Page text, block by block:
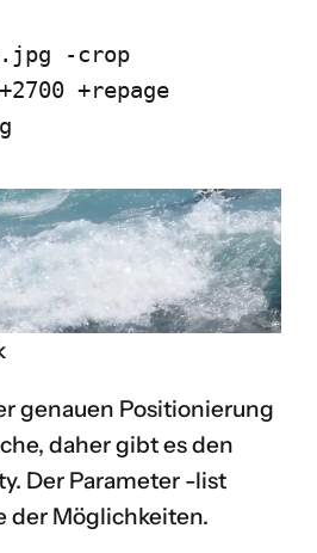
-crop
+repage
genauen Positionierung
daher gibt es den
. Der Parameter -list
der Möglichkeiten.